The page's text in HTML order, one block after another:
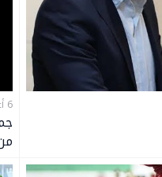
6 أغسطس 2026